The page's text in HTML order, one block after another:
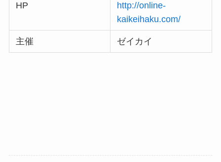
HP
http://online-
kaikeihaku.com/
主催 ゼイカイ